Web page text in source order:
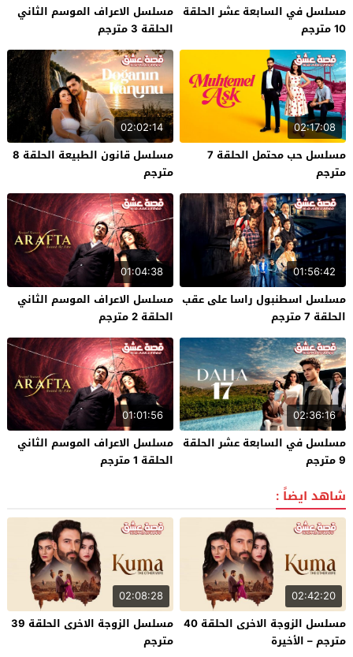
مسلسل في السابعة عشر الحلقة
10 مترجم
مسلسل الاعراف الموسم الثاني
الحلقة 3 مترجم
02:17:08
مسلسل حب محتمل الحلقة 7
مترجم
02:02:14
مسلسل قانون الطبيعة الحلقة 8
مترجم
01:56:42
مسلسل اسطنبول راسا على عقب
الحلقة 7 مترجم
01:04:38
مسلسل الاعراف الموسم الثاني
الحلقة 2 مترجم
02:36:16
مسلسل في السابعة عشر الحلقة
9 مترجم
01:01:56
مسلسل الاعراف الموسم الثاني
الحلقة 1 مترجم
شاهد ايضاً :
02:42:20
مسلسل الزوجة الاخرى الحلقة 40
مترجم – الأخيرة
02:08:28
مسلسل الزوجة الاخرى الحلقة 39
مترجم